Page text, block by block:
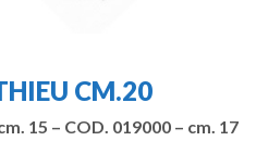
CM.20
15 – COD. 019000 – cm. 17